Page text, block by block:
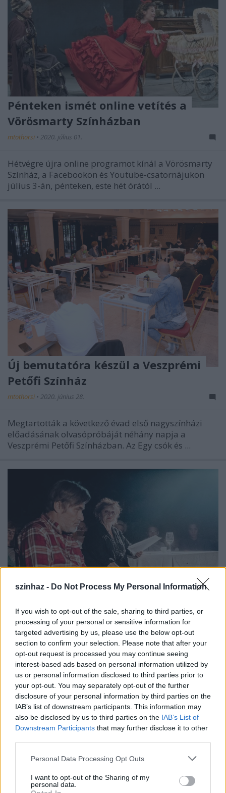
szinhaz - Do Not Process My Personal Information
If you wish to opt-out of the sale, sharing to third parties, or
processing of your personal or sensitive information for
targeted advertising by us, please use the below opt-out
section to confirm your selection. Please note that after your
opt-out request is processed you may continue seeing
interest-based ads based on personal information utilized by
us or personal information disclosed to third parties prior to
your opt-out. You may separately opt-out of the further
disclosure of your personal information by third parties on the
IAB’s list of downstream participants. This information may
also be disclosed by us to third parties on the IAB’s List of
Downstream Participants that may further disclose it to other
Please note that this website/app uses one or more Google
not limited to your visit or usage behaviour. You may click to
grant or deny consent to Google and its third-party tags to
Personal Data Processing Opt Outs
I want to opt-out of the Sharing of my
personal data.
Pénteken ismét online vetítés a
Vörösmarty Színházban
mtothorsi • 2020. július 01.
Hétvégre újra online programot kínál a Vörösmarty
Színház, a Facebookon és Youtube-csatornájukon
július 3-án, pénteken, este hét órától ...
Új bemutatóra készül a Veszprémi
Petőfi Színház
mtothorsi • 2020. június 28.
Megtartották a következő évad első nagyszínházi
előadásának olvasópróbáját néhány napja a
Veszprémi Petőfi Színházban. Az Egy csók és ...
Július 5-én indul a Zsámbéki Nyári
Színház
mtothorsi• 2020. június 26.
A frissen felújított Zichy-kastély sajátos
atmoszférájú, nyitott belső udvarán álló színpadra
tervezik idén az előadások java részét, de lesz ...